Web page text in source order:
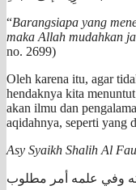
“Barangsiapa yang
maka Allah mudahkan
no. 2699)
Oleh karena itu, agar
hendaknya kita
akan ilmu dan
aqidahnya, seperti yang
Asy Syaikh Shalih Al
وفي علمه أمر مطلوب